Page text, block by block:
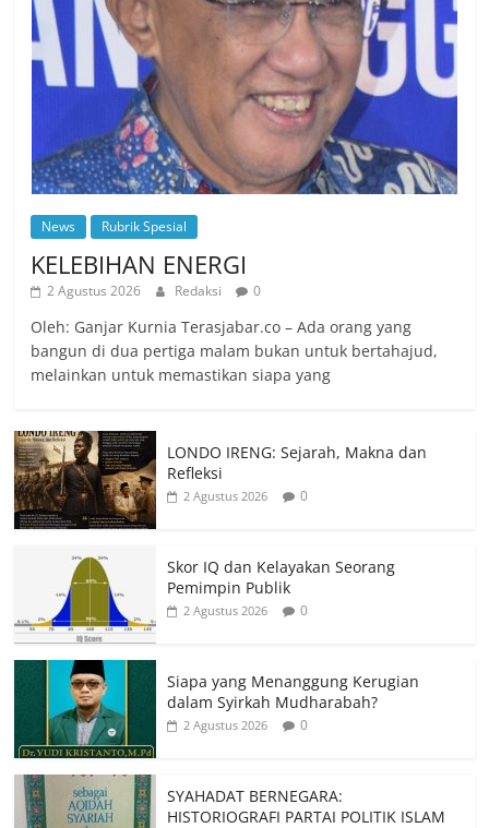
News Rubrik Spesial
KELEBIHAN ENERGI
2 Agustus 2026 Redaksi 0
Oleh: Ganjar Kurnia Terasjabar.co – Ada orang yang
bangun di dua pertiga malam bukan untuk bertahajud,
melainkan untuk memastikan siapa yang
LONDO IRENG: Sejarah, Makna dan
Refleksi
2 Agustus 2026 0
Skor IQ dan Kelayakan Seorang
Pemimpin Publik
2 Agustus 2026 0
Siapa yang Menanggung Kerugian
dalam Syirkah Mudharabah?
2 Agustus 2026 0
SYAHADAT BERNEGARA:
HISTORIOGRAFI PARTAI POLITIK ISLAM